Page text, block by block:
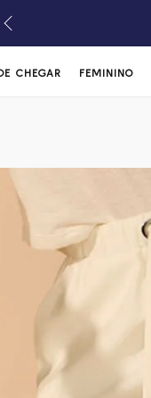
CHEGAR FEMININO